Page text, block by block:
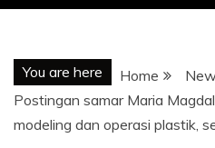
You are here Home
Postingan samar Maria
modeling dan operasi plastik,